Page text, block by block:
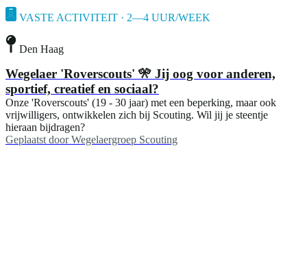
VASTE ACTIVITEIT · 2—4 UUR/WEEK
Den Haag
Wegelaer 'Roverscouts' 🎌 Jij oog voor anderen,
sportief, creatief en sociaal?
Onze 'Roverscouts' (19 - 30 jaar) met een beperking, maar ook
vrijwilligers, ontwikkelen zich bij Scouting. Wil jij je steentje
hieraan bijdragen?
Geplaatst door Wegelaergroep Scouting